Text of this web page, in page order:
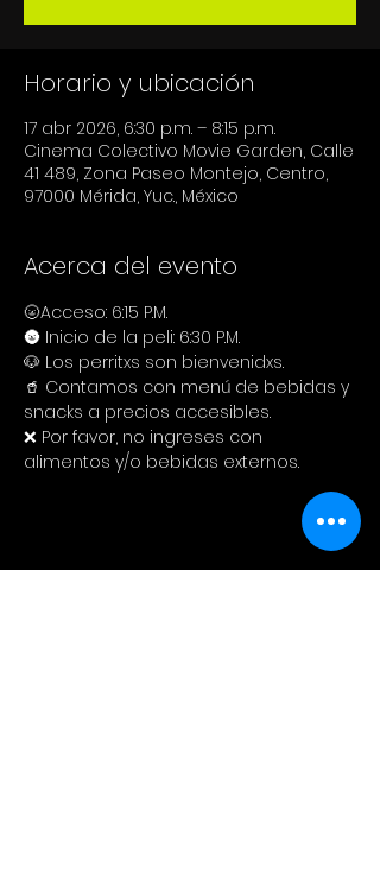
Horario y ubicación
17 abr 2026, 6:30 p.m. – 8:15 p.m.
Cinema Colectivo Movie Garden, Calle
41 489, Zona Paseo Montejo, Centro,
97000 Mérida, Yuc., México
Acerca del evento
🌝Acceso: 6:15 P.M.
🌚 Inicio de la peli: 6:30 P.M.
🐶 Los perritxs son bienvenidxs.
🥤 Contamos con menú de bebidas y
snacks a precios accesibles.
❌ Por favor, no ingreses con
alimentos y/o bebidas externos.